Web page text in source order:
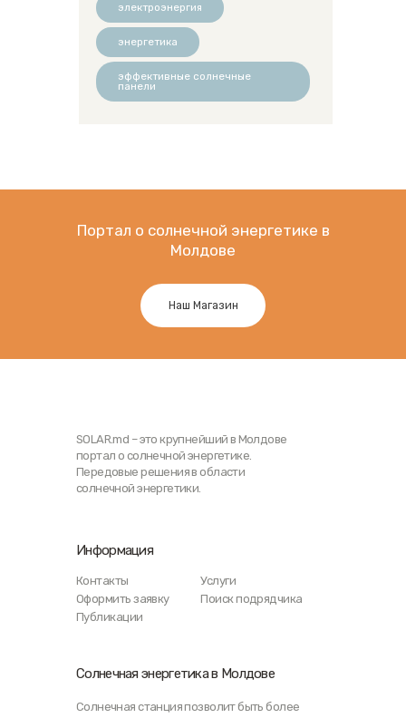
электроэнергия
энергетика
эффективные солнечные
панели
Портал о солнечной энергетике в
Молдове
Наш Магазин
SOLAR.md – это крупнейший в Молдове
портал о солнечной энергетике.
Передовые решения в области
солнечной энергетики.
Информация
Контакты
Услуги
Оформить заявку
Поиск подрядчика
Публикации
Солнечная энергетика в Молдове
Солнечная станция позволит быть более